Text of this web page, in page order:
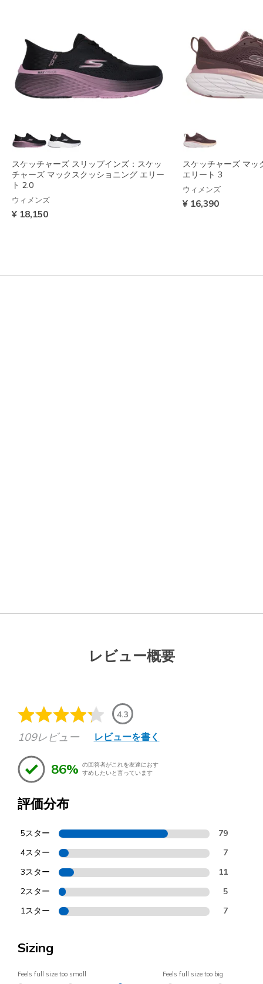
スケッチャーズ スリップインズ：スケッ
チャーズ マックスクッショニング エリー
ト 2.0
ウィメンズ
¥ 18,150
スケッチャーズ マッ
エリート 3
ウィメンズ
¥ 16,390
レビュー概要
4.3
109レビュー レビューを書く
86% の回答者がこれを友達におす
すめしたいと言っています
評価分布
5スター 79
4スター 7
3スター 11
2スター 5
1スター 7
Sizing
Feels full size too small Feels full size too big